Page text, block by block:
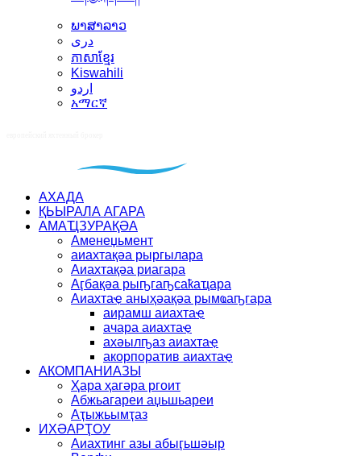
ພາສາລາວ
دری
ភាសាខ្មែរ
Kiswahili
اردو
አማርኛ
АХАДА
ҚЬЫРАЛА АГАРА
АМАҴЗУРАҚӘА
Аменеџьмент
аиахтақәа рыргылара
Аиахтақәа риагара
Аӷбақәа рыҧгаҧсаҟаҵара
Аиахтаҿ аныҳәақәа рымҩаҧгара
аирамш аиахтаҿ
ачара аиахтаҿ
ахәылҧаз аиахтаҿ
акорпоратив аиахтаҿ
АКОМПАНИАЗЫ
Ҳара ҳагәра ргоит
Абжьагареи аџьшьареи
Аҭыжьымҭаз
ИХӘАРҬОУ
Аиахтинг азы абыӷьшәыр